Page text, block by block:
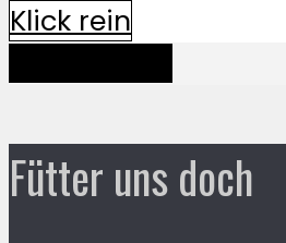
Klick rein
Fütter uns doch